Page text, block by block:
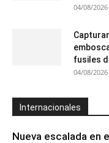
04/08/2026
fusiles
04/08/2026
Internacionales
Nueva escalada en